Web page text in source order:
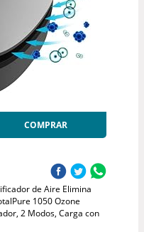
COMPRAR
de Aire Elimina
1050 Ozone
2 Modos, Carga con